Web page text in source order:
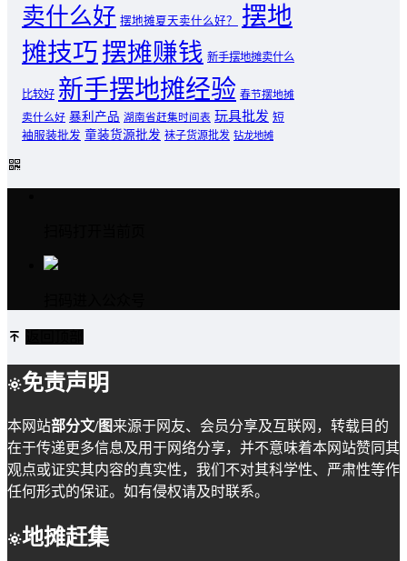
卖什么好 摆地摊夏天卖什么好？
摆地
摊技巧摆摊赚钱 新手摆地摊卖什么
比较好 新手摆地摊经验 春节摆地摊
卖什么好 暴利产品 湖南省赶集时间表 玩具批发 短
袖服装批发 童装货源批发 袜子货源批发 钻龙地摊
免责声明
本网站部分文/图来源于网友、会员分享及互联网，转载目的
在于传递更多信息及用于网络分享，并不意味着本网站赞同其
观点或证实其内容的真实性，我们不对其科学性、严肃性等作
任何形式的保证。如有侵权请及时联系。
地摊赶集